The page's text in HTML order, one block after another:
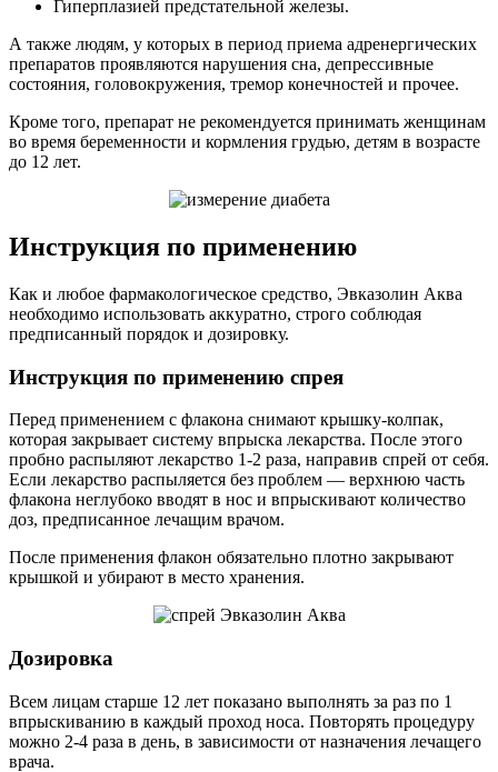
Гиперплазией предстательной железы.
А также людям, у которых в период приема адренергических
препаратов проявляются нарушения сна, депрессивные
состояния, головокружения, тремор конечностей и прочее.
Кроме того, препарат не рекомендуется принимать женщинам
во время беременности и кормления грудью, детям в возрасте
до 12 лет.
Инструкция по применению
Как и любое фармакологическое средство, Эвказолин Аква
необходимо использовать аккуратно, строго соблюдая
предписанный порядок и дозировку.
Инструкция по применению спрея
Перед применением с флакона снимают крышку-колпак,
которая закрывает систему впрыска лекарства. После этого
пробно распыляют лекарство 1-2 раза, направив спрей от себя.
Если лекарство распыляется без проблем — верхнюю часть
флакона неглубоко вводят в нос и впрыскивают количество
доз, предписанное лечащим врачом.
После применения флакон обязательно плотно закрывают
крышкой и убирают в место хранения.
Дозировка
Всем лицам старше 12 лет показано выполнять за раз по 1
впрыскиванию в каждый проход носа. Повторять процедуру
можно 2-4 раза в день, в зависимости от назначения лечащего
врача.